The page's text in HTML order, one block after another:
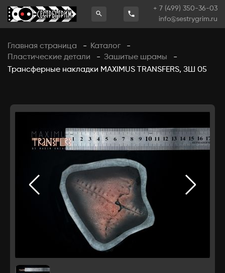
+ 7 (499) 350-36-03
info@sestrygrim.ru
Главная страница - Каталог
-
Пластические детали
- Зашитые шрамы
-
Трансферные накладки MAXIMUS TRANSFERS, ЗШ 05